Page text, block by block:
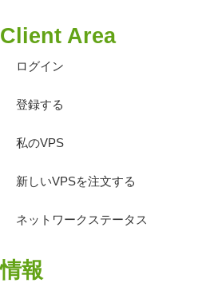
Client Area
ログイン
登録する
私のVPS
新しいVPSを注文する
ネットワークステータス
情報